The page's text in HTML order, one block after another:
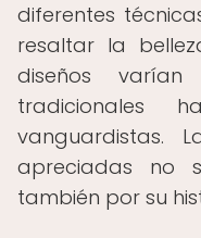
diferentes
resaltar la
diseños
tradicionales
vanguardistas.
apreciadas no
también por su